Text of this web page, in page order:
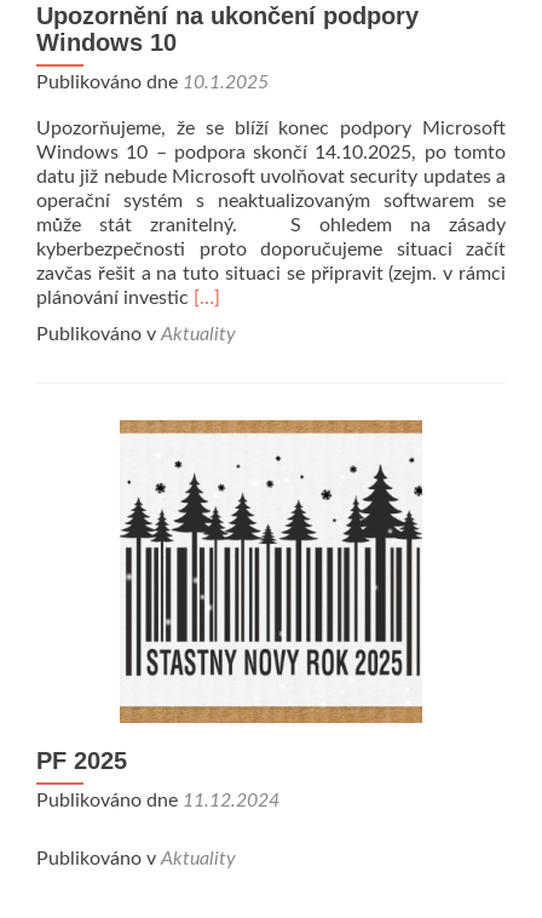
Upozornění na ukončení podpory
Windows 10
Publikováno dne 10.1.2025
Upozorňujeme, že se blíží konec podpory Microsoft
Windows 10 – podpora skončí 14.10.2025, po tomto
datu již nebude Microsoft uvolňovat security updates a
operační systém s neaktualizovaným softwarem se
může stát zranitelný. S ohledem na zásady
kyberbezpečnosti proto doporučujeme situaci začít
zavčas řešit a na tuto situaci se připravit (zejm. v rámci
plánování investic Read
about
ukončení
Windows
10
[…]
Publikováno v Aktuality
PF 2025
Publikováno dne 11.12.2024
Publikováno v Aktuality